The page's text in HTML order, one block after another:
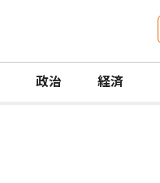
政治 経済